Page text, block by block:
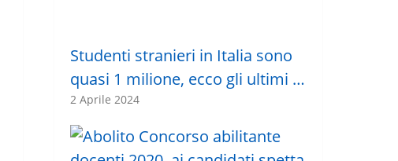
Studenti stranieri in Italia sono
quasi 1 milione, ecco gli ultimi …
2 Aprile 2024